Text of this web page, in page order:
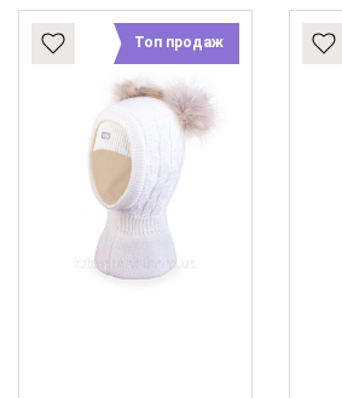
Топ продаж